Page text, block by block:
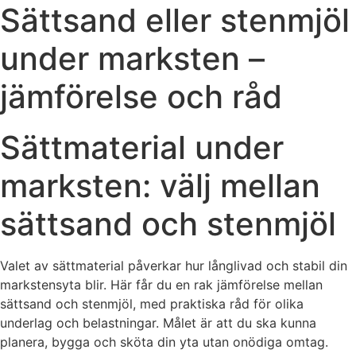
Sättsand eller stenmjöl
under marksten –
jämförelse och råd
Sättmaterial under
marksten: välj mellan
sättsand och stenmjöl
Valet av sättmaterial påverkar hur långlivad och stabil din
markstensyta blir. Här får du en rak jämförelse mellan
sättsand och stenmjöl, med praktiska råd för olika
underlag och belastningar. Målet är att du ska kunna
planera, bygga och sköta din yta utan onödiga omtag.